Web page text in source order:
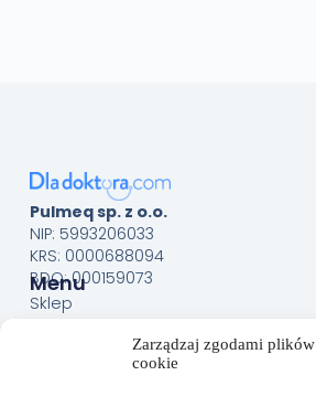
Zarządzaj zgodami plików
cookie
Pulmeq sp. z o.o.
NIP: 5993206033
KRS: 0000688094
BDO: 000159073
Menu
Sklep